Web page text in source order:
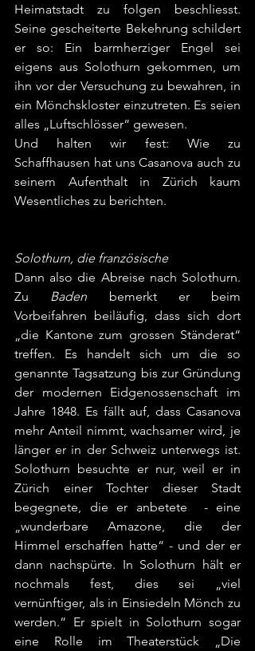
Heimatstadt zu folgen beschliesst.
Seine gescheiterte Bekehrung schildert
er so: Ein barmherziger Engel sei
eigens aus Solothurn gekommen, um
ihn vor der Versuchung zu bewahren, in
ein Mönchskloster einzutreten. Es seien
alles „Luftschlösser“ gewesen.
Und halten wir fest: Wie zu
Schaffhausen hat uns Casanova auch zu
seinem Aufenthalt in Zürich kaum
Wesentliches zu berichten.
Solothurn, die französische
Dann also die Abreise nach Solothurn.
Zu Baden bemerkt er beim
Vorbeifahren beiläufig, dass sich dort
„die Kantone zum grossen Ständerat“
treffen. Es handelt sich um die so
genannte Tagsatzung bis zur Gründung
der modernen Eidgenossenschaft im
Jahre 1848. Es fällt auf, dass Casanova
mehr Anteil nimmt, wachsamer wird, je
länger er in der Schweiz unterwegs ist.
Solothurn besuchte er nur, weil er in
Zürich einer Tochter dieser Stadt
begegnete, die er anbetete  - eine
„wunderbare Amazone, die der
Himmel erschaffen hatte“ - und der er
dann nachspürte. In Solothurn hält er
nochmals fest, dies sei „viel
vernünftiger, als in Einsiedeln Mönch zu
werden.“ Er spielt in Solothurn sogar
eine Rolle im Theaterstück „Die